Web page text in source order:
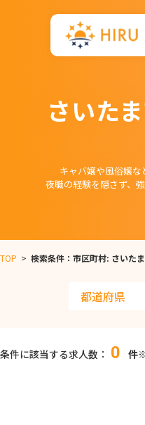
さいた
キャバ嬢や風俗嬢な
夜職の経験を隠さず、
TOP > 検索条件：市区町村: さいた
条件に該当する求人数： 0 件